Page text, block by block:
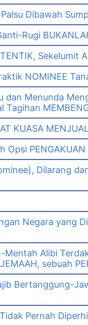
Dibawah
Rugi
Sekelumit
NOMINEE
dan Menunda
Tagihan
KUASA MENJUAL
PENGAKUAN
Dilarang
Negara yang
Mentah Alibi
sebuah
Bertanggung-
Pernah